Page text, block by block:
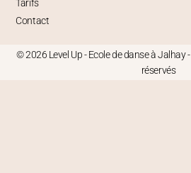
Tarifs
Contact
© 2026 Level Up - Ecole de danse à Jalhay -
réservés